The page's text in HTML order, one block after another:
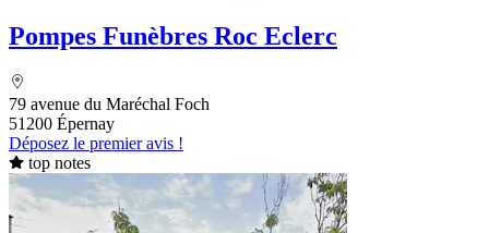
Pompes Funèbres Roc Eclerc
79 avenue du Maréchal Foch
51200 Épernay
Déposez le premier avis !
top notes